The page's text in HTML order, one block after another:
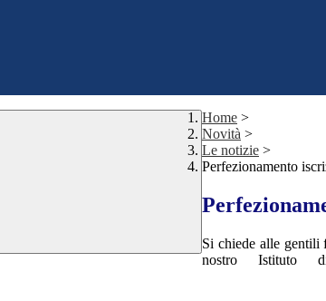
Home >
Novità >
Le notizie >
Perfezionamento
Si chiede alle gentili
nostro